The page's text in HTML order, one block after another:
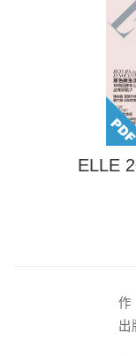
ELLE
作
出